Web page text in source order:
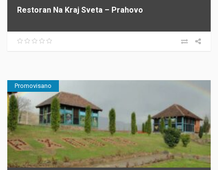
Restoran Na Kraj Sveta – Prahovo
Promovisano